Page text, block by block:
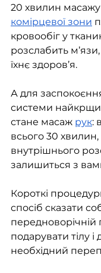
20 хвилин масажу
комірцевої зони
кровообіг у
розслабить
їхнє здоров’я.
А для
системи
стане масаж рук:
всього 30 хвилин,
внутрішнього
залишиться з
Короткі
спосіб сказати
передноворічній
подарувати тілу і
необхідний